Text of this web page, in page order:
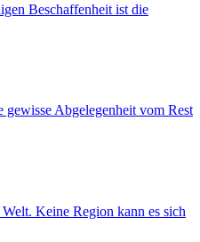
Beschaffenheit ist die
Abgelegenheit vom Rest
Keine Region kann es sich